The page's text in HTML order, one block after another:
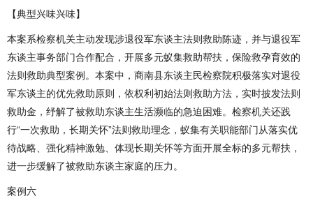
【典型兴味兴味】
本案系检察机关主动发现涉退役军东谈主法则救助陈迹，并与退役军
东谈主事务部门合作配合，开展多元蚁集救助帮扶，保险救孕育效的
法则救助典型案例。本案中，商南县东谈主民检察院积极落实对退役
军东谈主的优先救助原则，依权利初始法则救助方法，实时披发法则
救助金，纾解了被救助东谈主生活濒临的急迫困难。检察机关还践
行“一次救助，长期关怀”法则救助理念，蚁集有关职能部门从落实优
待战略、强化精神激勉、体现长期关怀等方面开展全标的多元帮扶，
进一步缓解了被救助东谈主家庭的压力。
案例六